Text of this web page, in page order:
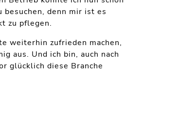
denn mir ist es
zu pflegen.
weiterhin zufrieden machen,
aus. Und ich bin, auch nach
glücklich diese Branche